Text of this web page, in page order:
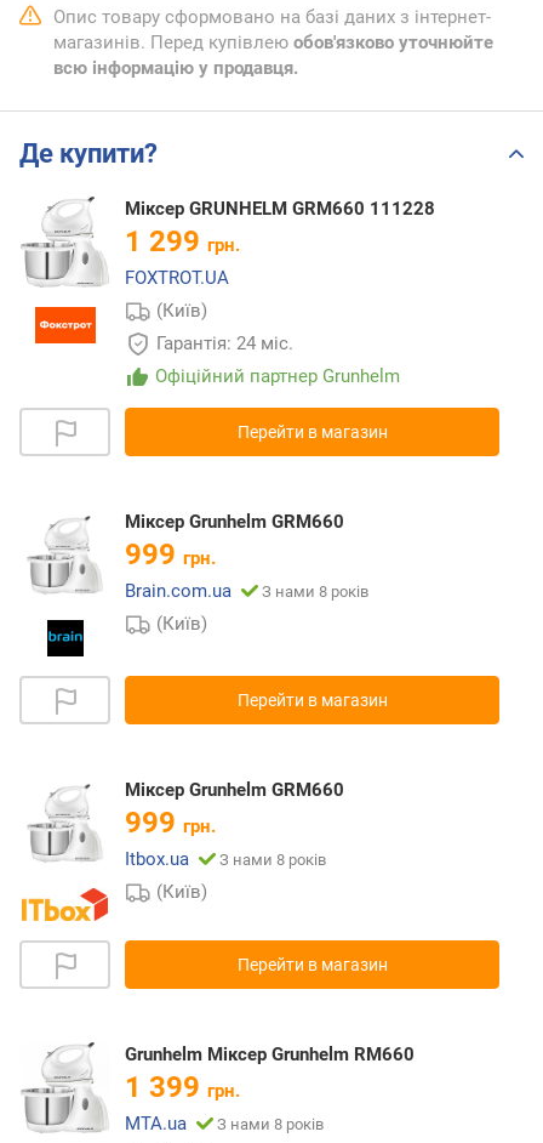
Опис товару сформовано на базі даних з інтернет-
магазинів. Перед купівлею обов'язково уточнюйте
всю інформацію у продавця.
Де купити?
Міксер GRUNHELM GRM660 111228
1 299 грн.
FOXTROT.UA
(Київ)
Гарантія: 24 міс.
Офіційний партнер Grunhelm
Перейти в магазин
Міксер Grunhelm GRM660
999 грн.
Brain.com.ua
З нами 8 років
(Київ)
Перейти в магазин
Міксер Grunhelm GRM660
999 грн.
Itbox.ua
З нами 8 років
(Київ)
Перейти в магазин
Grunhelm Міксер Grunhelm RM660
1 399 грн.
MTA.ua
З нами 8 років